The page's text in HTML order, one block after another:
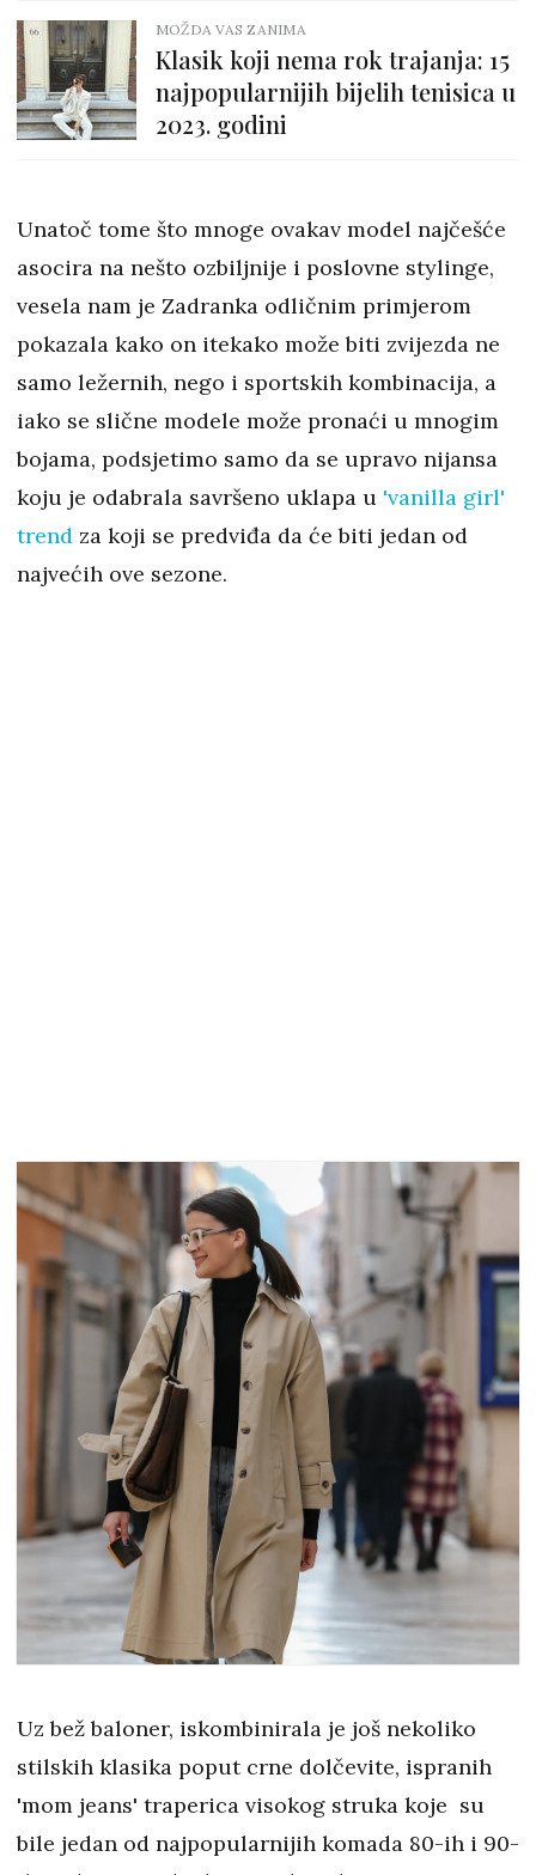
MOŽDA VAS ZANIMA
Klasik koji nema rok trajanja: 15
najpopularnijih bijelih tenisica u
2023. godini
Unatoč tome što mnoge ovakav model najčešće
asocira na nešto ozbiljnije i poslovne stylinge,
vesela nam je Zadranka odličnim primjerom
pokazala kako on itekako može biti zvijezda ne
samo ležernih, nego i sportskih kombinacija, a
iako se slične modele može pronaći u mnogim
bojama, podsjetimo samo da se upravo nijansa
koju je odabrala savršeno uklapa u 'vanilla girl'
trend za koji se predviđa da će biti jedan od
najvećih ove sezone.
Uz bež baloner, iskombinirala je još nekoliko
stilskih klasika poput crne dolčevite, ispranih
'mom jeans' traperica visokog struka koje su
bile jedan od najpopularnijih komada 80-ih i 90-